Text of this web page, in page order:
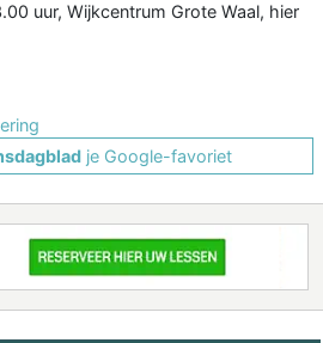
uur, Wijkcentrum Grote Waal, hier
je Google-favoriet